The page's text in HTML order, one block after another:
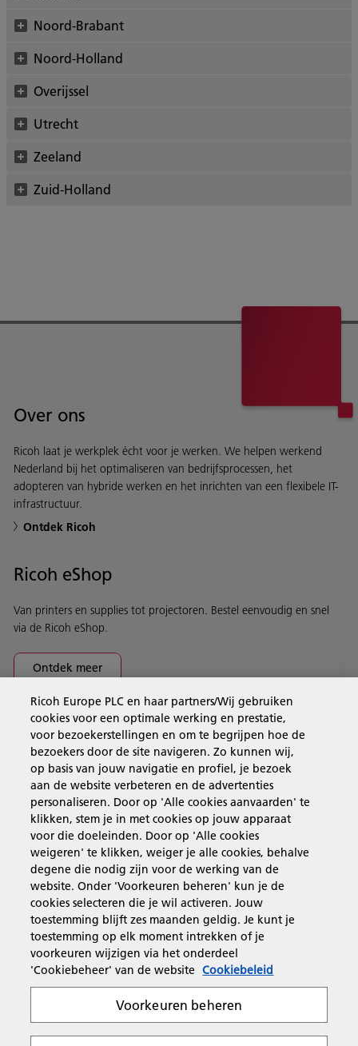
Noord-Brabant
Noord-Holland
Overijssel
Utrecht
Zeeland
Zuid-Holland
Over ons
Ricoh laat je werkplek écht voor je werken. We helpen werkend
Nederland bij het optimaliseren van bedrijfsprocessen, het
adopteren van hybride werken en het inrichten van een flexibele IT-
infrastructuur.
Ontdek Ricoh
Ricoh eShop
Van printers en supplies tot projectoren. Bestel eenvoudig en snel
via de Ricoh eShop.
Ontdek meer
Business Solutions
Producten en services
Support en contact
Inspiratie
Volg Ricoh
Ricoh Europe PLC en haar partners/Wij gebruiken
cookies voor een optimale werking en prestatie,
voor bezoekerstellingen en om te begrijpen hoe de
bezoekers door de site navigeren. Zo kunnen wij,
op basis van jouw navigatie en profiel, je bezoek
aan de website verbeteren en de advertenties
personaliseren. Door op 'Alle cookies aanvaarden' te
klikken, stem je in met cookies op jouw apparaat
voor die doeleinden. Door op 'Alle cookies
weigeren' te klikken, weiger je alle cookies, behalve
degene die nodig zijn voor de werking van de
website. Onder 'Voorkeuren beheren' kun je de
cookies selecteren die je wil activeren. Jouw
toestemming blijft zes maanden geldig. Je kunt je
toestemming op elk moment intrekken of je
voorkeuren wijzigen via het onderdeel
'Cookiebeheer' van de website Cookiebeleid
Voorkeuren beheren